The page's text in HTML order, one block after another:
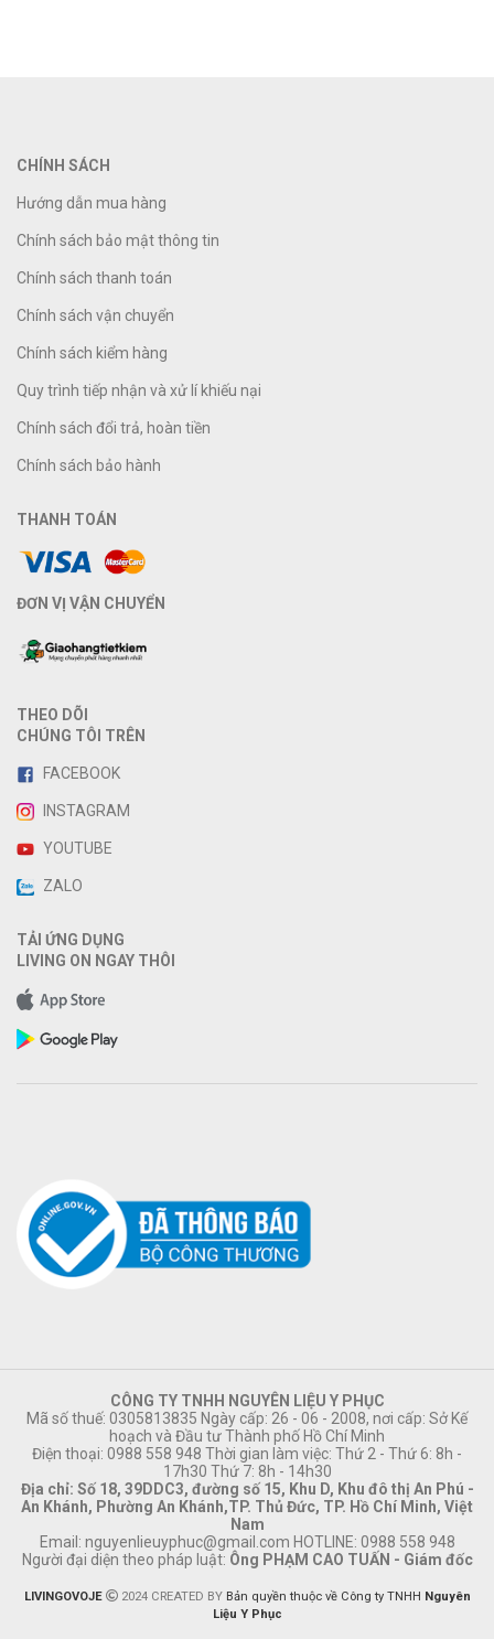
CHÍNH SÁCH
Hướng dẫn mua hàng
Chính sách bảo mật thông tin
Chính sách thanh toán
Chính sách vận chuyển
Chính sách kiểm hàng
Quy trình tiếp nhận và xử lí khiếu nại
Chính sách đổi trả, hoàn tiền
Chính sách bảo hành
THANH TOÁN
ĐƠN VỊ VẬN CHUYỂN
THEO DÕI
CHÚNG TÔI TRÊN
FACEBOOK
INSTAGRAM
YOUTUBE
ZALO
TẢI ỨNG DỤNG
LIVING ON NGAY THÔI
CÔNG TY TNHH NGUYÊN LIỆU Y PHỤC
Mã số thuế: 0305813835 Ngày cấp: 26 - 06 - 2008, nơi cấp: Sở Kế
hoạch và Đầu tư Thành phố Hồ Chí Minh
Điện thoại: 0988 558 948 Thời gian làm việc: Thứ 2 - Thứ 6: 8h -
17h30 Thứ 7: 8h - 14h30
Địa chỉ: Số 18, 39DDC3, đường số 15, Khu D, Khu đô thị An Phú -
An Khánh, Phường An Khánh,TP. Thủ Đức, TP. Hồ Chí Minh, Việt
Nam
Email: nguyenlieuyphuc@gmail.com HOTLINE: 0988 558 948
Người đại diện theo pháp luật: Ông PHẠM CAO TUẤN - Giám đốc
LIVINGOVOJE 2024 CREATED BY Bản quyền thuộc về Công ty TNHH Nguyên
Liệu Y Phục